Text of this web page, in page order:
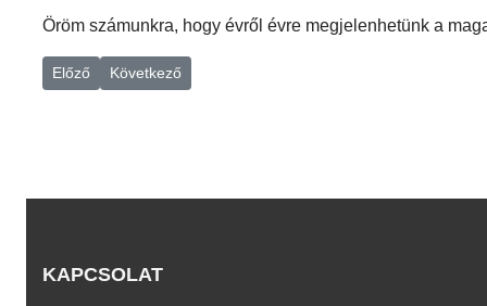
Öröm számunkra, hogy évről évre megjelenhetünk a
Előző cikk: A Szomszéd kertje: szakmai tanulmányút 2026
Előző Következő cikk: Családi ház a település szélén és
Következő
KAPCSOLAT